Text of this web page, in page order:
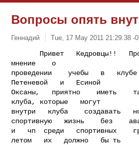
Вопросы опять
Геннадий Tue, 17 May 2011 21:29:38 -
мнение    о
проведении    учебы   в
Петеневой   и   Есиной
Оксаны,   приятно    иметь
клуба, которые   могут
внутри   клуба    создавать
спортивную   жизнь    без
и   чп  среди   спортивных
летом   их   должно   бы ть